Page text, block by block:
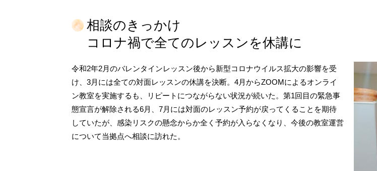
相談のきっかけ
コロナ禍で全てのレッスンを休講に
令和2年2月のバレンタインレッスン後から新型コロナウイルス拡大の影響を受
け、3月には全ての対面レッスンの休講を決断。4月からZOOMによるオンライ
ン教室を実施するも、リピートにつながらない状況が続いた。第1回目の緊急事
態宣言が解除される6月、7月には対面のレッスン予約が戻ってくることを期待
していたが、感染リスクの懸念からか全く予約が入らなくなり、今後の教室運営
について当拠点へ相談に訪れた。